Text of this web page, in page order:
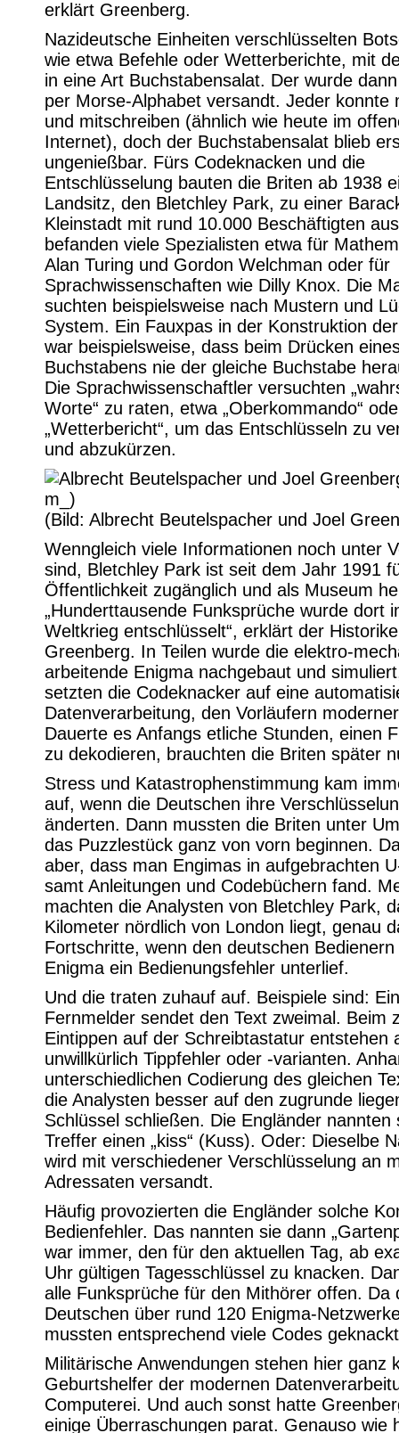
erklärt Greenberg.
Nazideutsche Einheiten verschlüsselten
wie etwa Befehle oder Wetterberichte, mit
in eine Art Buchstabensalat. Der wurde
per Morse-Alphabet versandt. Jeder konnte
und mitschreiben (ähnlich wie heute im
Internet), doch der Buchstabensalat blieb
ungenießbar. Fürs Codeknacken und die
Entschlüsselung bauten die Briten ab 1938
Landsitz, den Bletchley Park, zu einer
Kleinstadt mit rund 10.000 Beschäftigten
befanden viele Spezialisten etwa für
Alan Turing und Gordon Welchman oder für
Sprachwissenschaften wie Dilly Knox. Die
suchten beispielsweise nach Mustern und
System. Ein Fauxpas in der Konstruktion
war beispielsweise, dass beim Drücken
Buchstabens nie der gleiche Buchstabe
Die Sprachwissenschaftler versuchten
Worte“ zu raten, etwa „Oberkommando“
„Wetterbericht“, um das Entschlüsseln zu
und abzukürzen.
(Bild: Albrecht Beutelspacher und Joel
Wenngleich viele Informationen noch unter
sind, Bletchley Park ist seit dem Jahr 1991
Öffentlichkeit zugänglich und als Museum
„Hunderttausende Funksprüche wurde dort
Weltkrieg entschlüsselt“, erklärt der
Greenberg. In Teilen wurde die elektro-
arbeitende Enigma nachgebaut und
setzten die Codeknacker auf eine
Datenverarbeitung, den Vorläufern
Dauerte es Anfangs etliche Stunden, einen
zu dekodieren, brauchten die Briten später
Stress und Katastrophenstimmung kam
auf, wenn die Deutschen ihre
änderten. Dann mussten die Briten unter
das Puzzlestück ganz von vorn beginnen.
aber, dass man Engimas in aufgebrachten
samt Anleitungen und Codebüchern fand.
machten die Analysten von Bletchley Park,
Kilometer nördlich von London liegt, genau
Fortschritte, wenn den deutschen Bedienern
Enigma ein Bedienungsfehler unterlief.
Und die traten zuhauf auf. Beispiele sind: Ein
Fernmelder sendet den Text zweimal. Beim
Eintippen auf der Schreibtastatur entstehen
unwillkürlich Tippfehler oder -varianten.
unterschiedlichen Codierung des gleichen
die Analysten besser auf den zugrunde
Schlüssel schließen. Die Engländer nannten
Treffer einen „kiss“ (Kuss). Oder: Dieselbe
wird mit verschiedener Verschlüsselung an
Adressaten versandt.
Häufig provozierten die Engländer solche
Bedienfehler. Das nannten sie dann
war immer, den für den aktuellen Tag, ab
Uhr gültigen Tagesschlüssel zu knacken.
alle Funksprüche für den Mithörer offen. Da
Deutschen über rund 120 Enigma-
mussten entsprechend viele Codes
Militärische Anwendungen stehen hier ganz
Geburtshelfer der modernen
Computerei. Und auch sonst hatte
einige Überraschungen parat. Genauso wie